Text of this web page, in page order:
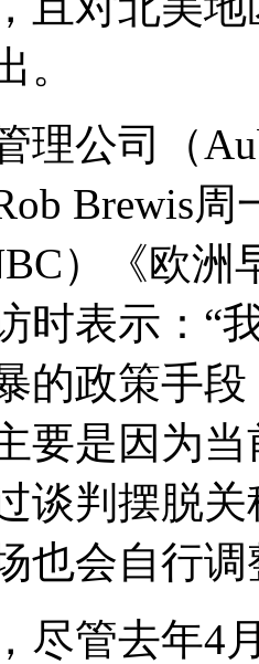
。
理公司（
Brewis
）《欧洲
时表示：“
的政策手
要是因为
谈判摆脱
也会自行调
尽管去年4